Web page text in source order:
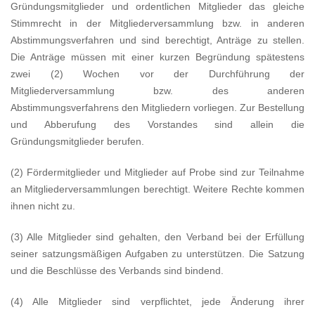
Gründungsmitglieder und ordentlichen Mitglieder das gleiche
Stimmrecht in der Mitgliederversammlung bzw. in anderen
Abstimmungsverfahren und sind berechtigt, Anträge zu stellen.
Die Anträge müssen mit einer kurzen Begründung spätestens
zwei (2) Wochen vor der Durchführung der
Mitgliederversammlung bzw. des anderen
Abstimmungsverfahrens den Mitgliedern vorliegen. Zur Bestellung
und Abberufung des Vorstandes sind allein die
Gründungsmitglieder berufen.
(2) Fördermitglieder und Mitglieder auf Probe sind zur Teilnahme
an Mitgliederversammlungen berechtigt. Weitere Rechte kommen
ihnen nicht zu.
(3) Alle Mitglieder sind gehalten, den Verband bei der Erfüllung
seiner satzungsmäßigen Aufgaben zu unterstützen. Die Satzung
und die Beschlüsse des Verbands sind bindend.
(4) Alle Mitglieder sind verpflichtet, jede Änderung ihrer